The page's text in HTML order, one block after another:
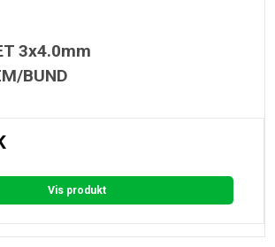
3x4.0mm
BUND
Vis produkt